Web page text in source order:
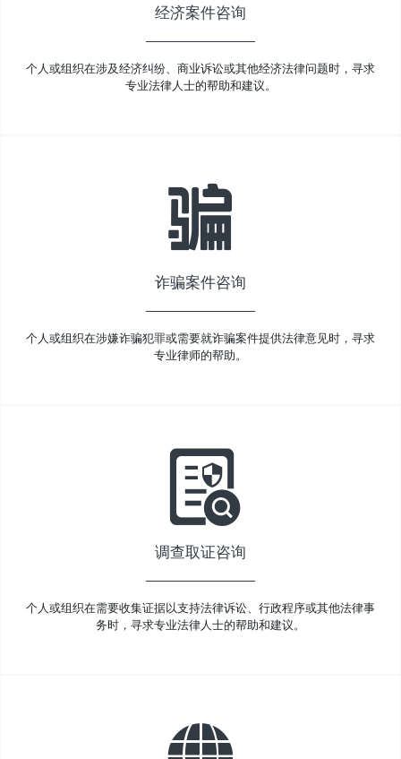
经济案件咨询
个人或组织在涉及经济纠纷、商业诉讼或其他经济法律问题时，寻求
专业法律人士的帮助和建议。
诈骗案件咨询
个人或组织在涉嫌诈骗犯罪或需要就诈骗案件提供法律意见时，寻求
专业律师的帮助。
调查取证咨询
个人或组织在需要收集证据以支持法律诉讼、行政程序或其他法律事
务时，寻求专业法律人士的帮助和建议。